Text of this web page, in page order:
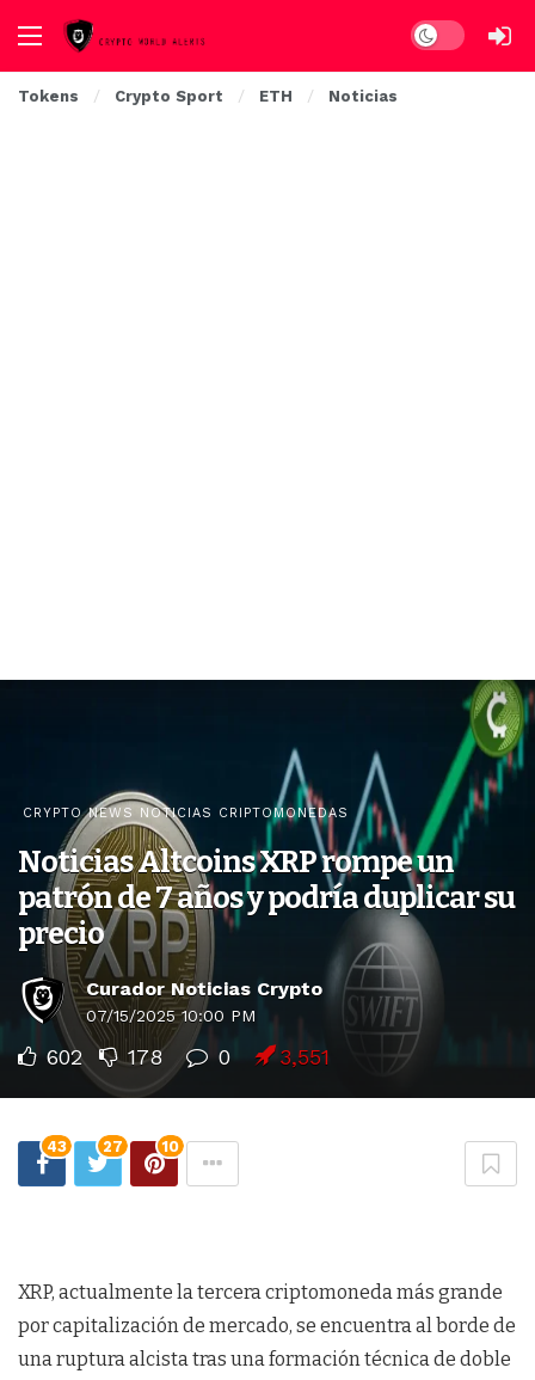
Dark mode
Tokens Crypto Sport ETH Noticias
CRYPTO NEWS NOTICIAS CRIPTOMONEDAS
Noticias Altcoins XRP rompe un
patrón de 7 años y podría duplicar su
precio
Curador Noticias Crypto
07/15/2025 10:00 PM
602 178 0 3,551
43 27 10
XRP, actualmente la tercera criptomoneda más grande
por capitalización de mercado, se encuentra al borde de
una ruptura alcista tras una formación técnica de doble